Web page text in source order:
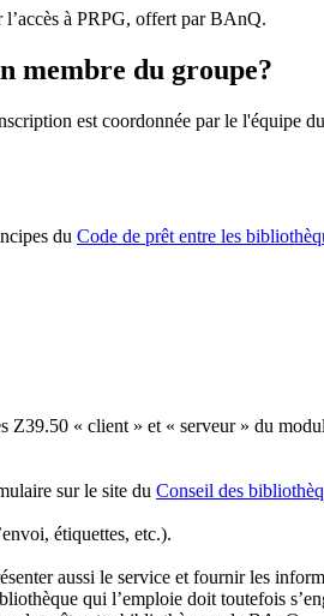
à PRPG, offert par BAnQ.
membre du groupe?
est coordonnée par le l'équipe
du Code de prêt entre les
« client » et « serveur » du
sur le site du Conseil des
étiquettes, etc.).
aussi le service et fournir les
qui l’emploie doit toutefois